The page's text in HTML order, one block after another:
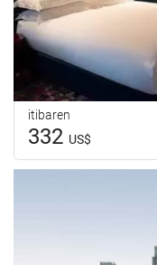
itibaren
332 US$